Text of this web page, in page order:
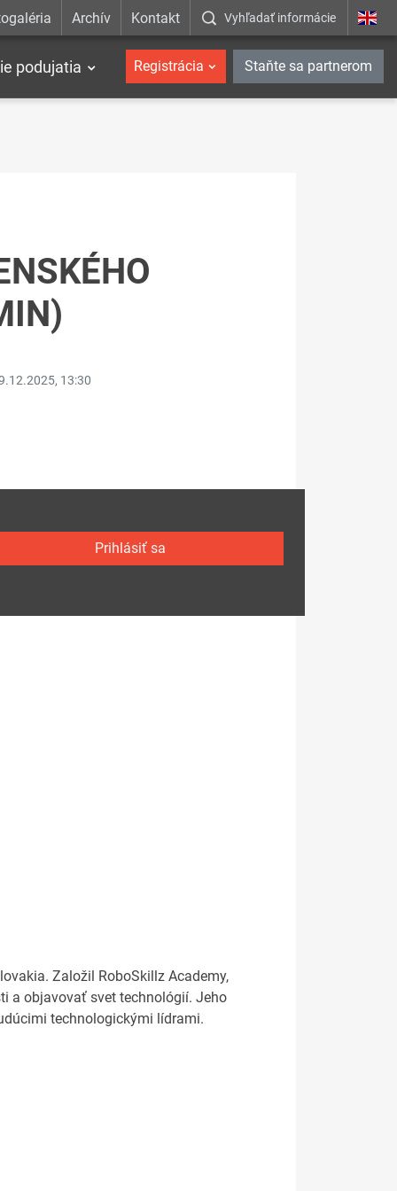
Archív Kontakt Vyhľadať informácie
podujatia Registrácia Staňte sa partnerom
13:30
Prihlásiť sa
Založil RoboSkillz Academy,
a objavovať svet technológií. Jeho
technologickými lídrami.